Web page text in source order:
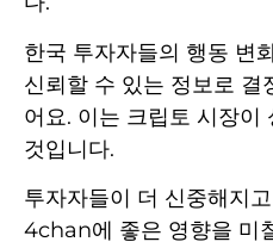
한국 투자자들의 행동 변
신뢰할 수 있는 정보로 결
어요. 이는 크립토 시장이
것입니다.
투자자들이 더 신중해지
4chan에 좋은 영향을 미